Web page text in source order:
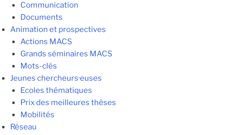
Communication
Documents
Animation et prospectives
Actions MACS
Grands séminaires MACS
Mots-clés
Jeunes chercheurs·euses
Ecoles thématiques
Prix des meilleures thèses
Mobilités
Réseau